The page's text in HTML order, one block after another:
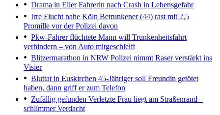
Drama in EllerFahrerin nach Crash in Lebensgefahr
Irre Flucht nahe Köln Betrunkener (44) rast mit 2,5
Promille vor der Polizei davon
Pkw-Fahrer flüchtete Mann will Trunkenheitsfahrt
verhindern – von Auto mitgeschleift
Blitzermarathon in NRW Polizei nimmt Raser verstärkt ins
Visier
Bluttat in Euskirchen 45-Jähriger soll Freundin getötet
haben, dann griff er zum Telefon
Zufällig gefunden Verletzte Frau liegt am Straßenrand –
schlimmer Verdacht